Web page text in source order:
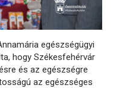
egészségügyi
hogy Székesfehérvár
és az egészségre
az egészséges